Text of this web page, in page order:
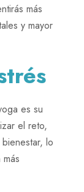
más
y mayor
es su
el reto,
lo